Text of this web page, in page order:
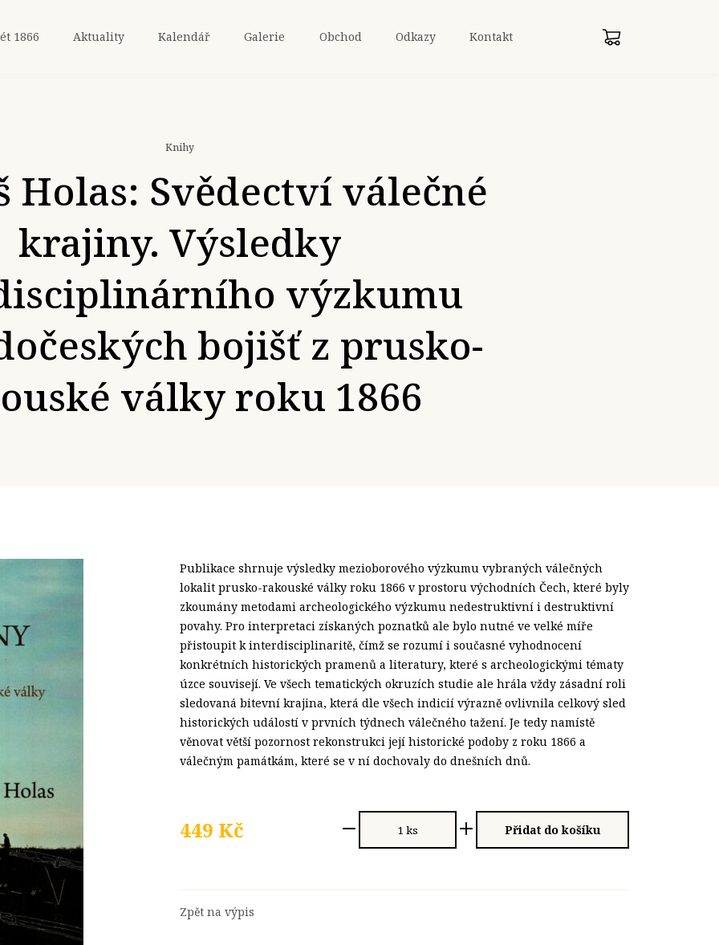
1866 Aktuality Kalendář Galerie Obchod Odkazy Kontakt
Knihy
Holas: Svědectví válečné
krajiny. Výsledky
výzkumu
bojišť z prusko-
války roku 1866
Publikace shrnuje výsledky mezioborového výzkumu vybraných válečných
lokalit prusko-rakouské války roku 1866 v prostoru východních Čech, které byly
zkoumány metodami archeologického výzkumu nedestruktivní i destruktivní
povahy. Pro interpretaci získaných poznatků ale bylo nutné ve velké míře
přistoupit k interdisciplinaritě, čímž se rozumí i současné vyhodnocení
konkrétních historických pramenů a literatury, které s archeologickými tématy
úzce souvisejí. Ve všech tematických okruzích studie ale hrála vždy zásadní roli
sledovaná bitevní krajina, která dle všech indicií výrazně ovlivnila celkový sled
historických událostí v prvních týdnech válečného tažení. Je tedy namístě
věnovat větší pozornost rekonstrukci její historické podoby z roku 1866 a
válečným památkám, které se v ní dochovaly do dnešních dnů.
449 Kč Přidat do košíku
Zpět na výpis